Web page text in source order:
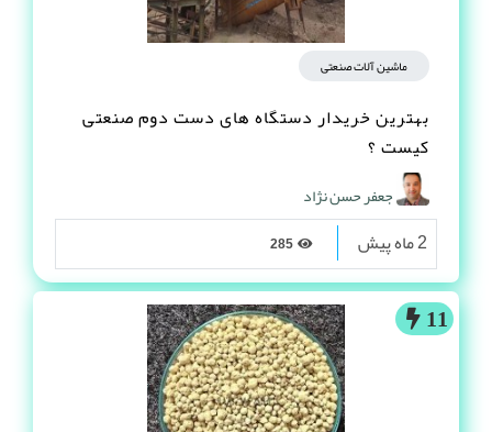
ماشین آلات صنعتی
بهترین خریدار دستگاه های دست دوم صنعتی
کیست ؟
جعفر حسن نژاد
2 ماه پیش
11